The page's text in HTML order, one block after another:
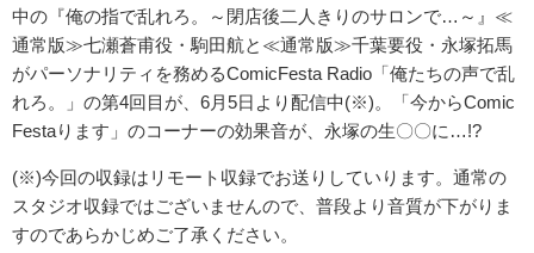
中の『俺の指で乱れろ。～閉店後二人きりのサロンで…～』≪
通常版≫七瀬蒼甫役・駒田航と≪通常版≫千葉要役・永塚拓馬
がパーソナリティを務めるComicFesta Radio「俺たちの声で乱
れろ。」の第4回目が、6月5日より配信中(※)。「今からComic
Festaります」のコーナーの効果音が、永塚の生〇〇に…!?
(※)今回の収録はリモート収録でお送りしていります。通常の
スタジオ収録ではございませんので、普段より音質が下がりま
すのであらかじめご了承ください。